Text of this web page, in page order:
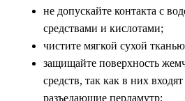
не допускайте контакта с
средствами и кислотами;
чистите мягкой сухой
защищайте поверхность
средств, так как в них
разъедающие перламутр;